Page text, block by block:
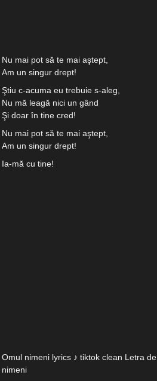
Nu mai pot să te mai aştept,
Am un singur drept!
Ştiu c-acuma eu trebuie s-aleg,
Nu mă leagă nici un gând
Şi doar în tine cred!
Nu mai pot să te mai aştept,
Am un singur drept!
Ia-mă cu tine!
Omul nimeni lyrics ♪ tiktok clean Letra
nimeni